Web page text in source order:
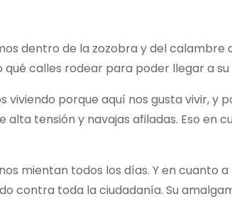
dentro de la zozobra y del calambre
calles rodear para poder llegar a su
porque aquí nos gusta vivir, y
tensión y navajas afiladas. Eso en
mientan todos los días. Y en cuanto
contra toda la ciudadanía. Su